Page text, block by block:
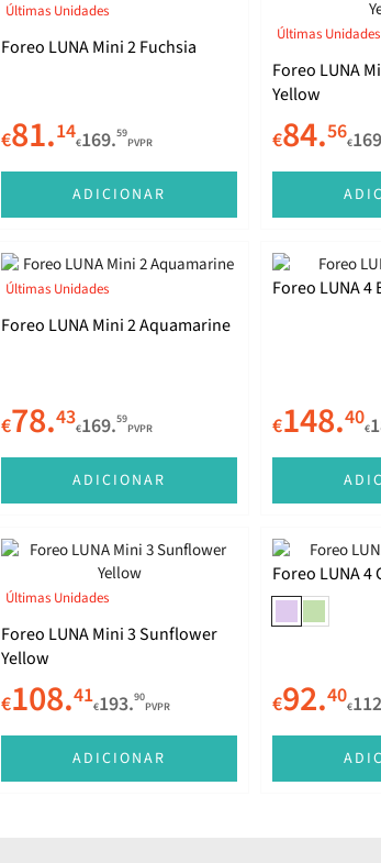
Últimas Unidades
Foreo LUNA Mini 2 Fuchsia
€81.14€169.59
PVPR
ADICIONAR
Últimas Unidades
Foreo LUNA
Yellow
€84.56€
Últimas Unidades
Foreo LUNA Mini 2 Aquamarine
€78.43€169.59
PVPR
ADICIONAR
Foreo LUNA 4
€148.40€
Últimas Unidades
Foreo LUNA Mini 3 Sunflower
Yellow
€108.41€193.90
PVPR
ADICIONAR
Foreo LUNA 4
€92.40€